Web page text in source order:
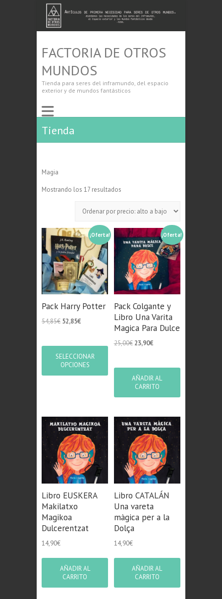
FACTORIA DE OTROS
MUNDOS
Tienda para seres del inframundo, del espacio
exterior y de mundos fantásticos
Tienda
Magia
Mostrando los 17 resultados
precio:
a
bajo
¡Oferta!
Pack Harry Potter
54,85€ El
54,85€.
52,85€El
52,85€.
SELECCIONAR
OPCIONES
¡Oferta!
Pack Colgante y
Libro Una Varita
Magica Para Dulce
25,00€ El
25,00€.
23,90€El
23,90€.
AÑADIR AL
CARRITO
Libro EUSKERA
Makilatxo
Magikoa
Dulcerentzat
14,90€
AÑADIR AL
CARRITO
Libro CATALÁN
Una vareta
màgica per a la
Dolça
14,90€
AÑADIR AL
CARRITO